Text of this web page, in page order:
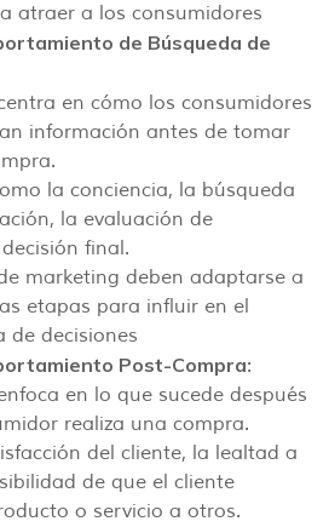
atraer a los consumidores
de Búsqueda de
en cómo los consumidores
información antes de tomar
la conciencia, la búsqueda
la evaluación de
final.
marketing deben adaptarse a
etapas para influir en el
de decisiones
Post-Compra:
en lo que sucede después
realiza una compra.
del cliente, la lealtad a
de que el cliente
o servicio a otros.